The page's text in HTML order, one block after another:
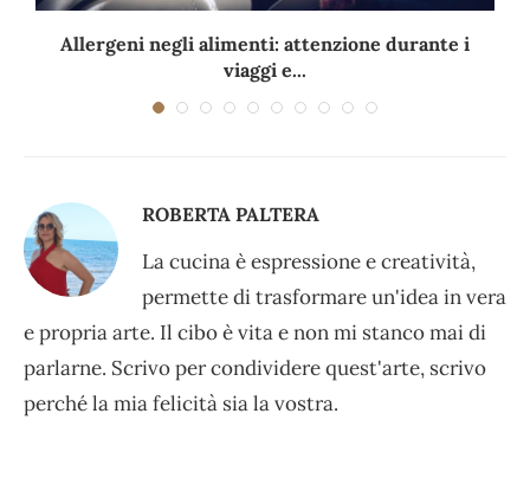
Allergeni negli alimenti: attenzione durante i
viaggi e...
ROBERTA PALTERA
La cucina è espressione e creatività,
permette di trasformare un'idea in vera
e propria arte. Il cibo è vita e non mi stanco mai di
parlarne. Scrivo per condividere quest'arte, scrivo
perché la mia felicità sia la vostra.